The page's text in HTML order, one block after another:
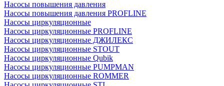
Насосы повышения давления
Насосы повышения давления PROFLINE
Насосы циркуляционные
Насосы циркуляционные PROFLINE
Насосы циркуляционные ДЖИЛЕКС
Насосы циркуляционные STOUT
Насосы циркуляционные Qubik
Насосы циркуляционные PUMPMAN
Насосы циркуляционные ROMMER